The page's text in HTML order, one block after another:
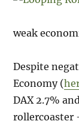
weak
Despite
Economy (
DAX 2.7%
rollercoaster